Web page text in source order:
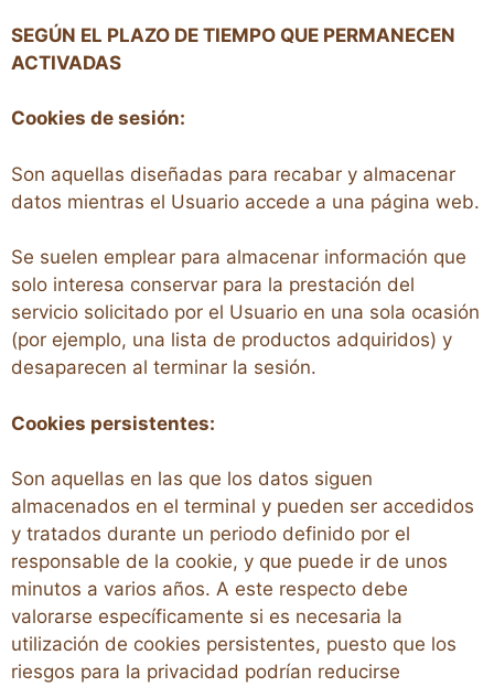
SEGÚN EL PLAZO DE TIEMPO QUE PERMANECEN
ACTIVADAS
Cookies de sesión:
Son aquellas diseñadas para recabar y almacenar
datos mientras el Usuario accede a una página web.
Se suelen emplear para almacenar información que
solo interesa conservar para la prestación del
servicio solicitado por el Usuario en una sola ocasión
(por ejemplo, una lista de productos adquiridos) y
desaparecen al terminar la sesión.
Cookies persistentes:
Son aquellas en las que los datos siguen
almacenados en el terminal y pueden ser accedidos
y tratados durante un periodo definido por el
responsable de la cookie, y que puede ir de unos
minutos a varios años. A este respecto debe
valorarse específicamente si es necesaria la
utilización de cookies persistentes, puesto que los
riesgos para la privacidad podrían reducirse